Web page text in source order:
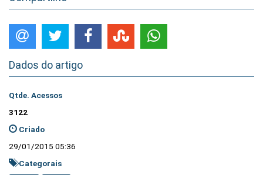
Dados do artigo
Qtde. Acessos
3122
Criado
29/01/2015 05:36
Categorais